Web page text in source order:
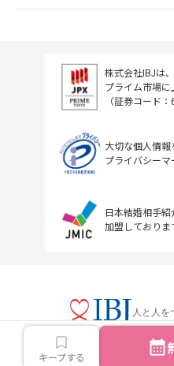
キープする
株式会社IBJは
プライム市場に
（証券コード：
大切な個人情
プライバシーマ
日本結婚相手
加盟しておりま
人と人を